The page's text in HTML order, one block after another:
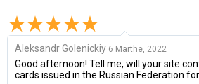
Aleksandr Golenickiy 6 Marthe, 2022
Good afternoon! Tell me, will your site
cards issued in the Russian Federation